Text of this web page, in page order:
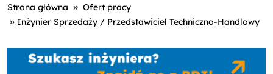
Strona główna » Ofert pracy
» Inżynier Sprzedaży / Przedstawiciel Techniczno-Handlowy